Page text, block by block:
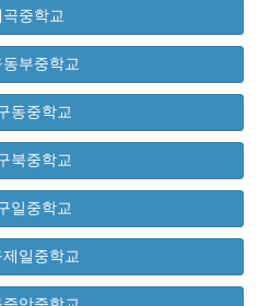
곡중학교
동부중학교
동중학교
북중학교
일중학교
제일중학교